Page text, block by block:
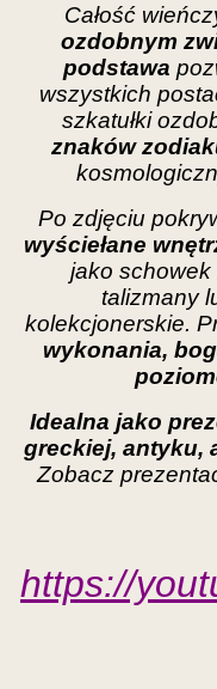
Całość
ozdobnym
podstawa
wszystkich
szkatułki
znaków
Po zdjęciu
wyściełane
jako schowek
talizmany
kolekcjonerskie.
wykonania,
Idealna jako
greckiej, antyku,
Zobacz
https://